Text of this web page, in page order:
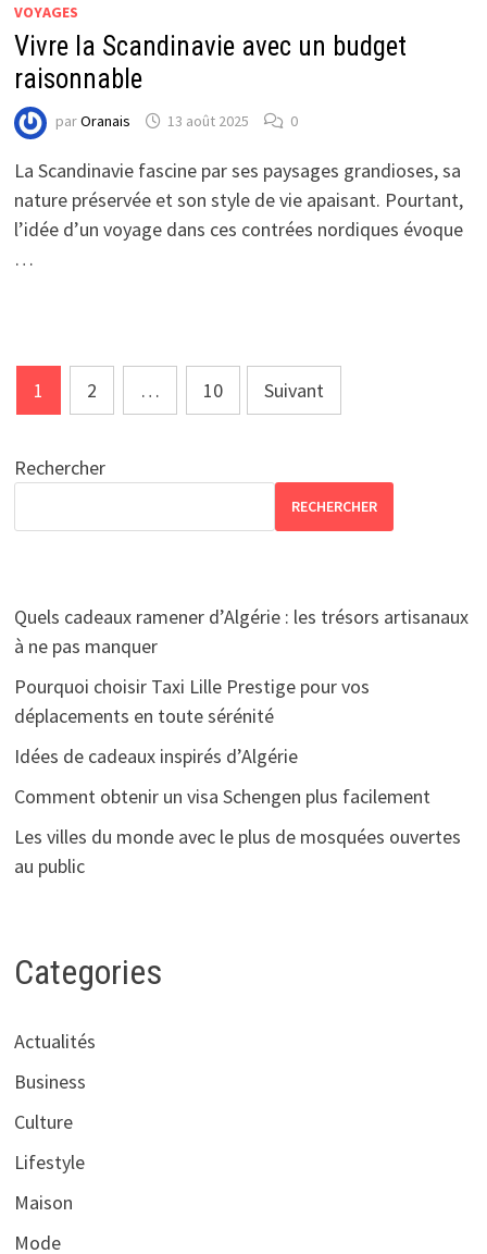
VOYAGES
Vivre la Scandinavie avec un budget
raisonnable
parOranais 13 août 2025 0
La Scandinavie fascine par ses paysages grandioses, sa
nature préservée et son style de vie apaisant. Pourtant,
l’idée d’un voyage dans ces contrées nordiques évoque
…
Pagination
des
publications
1 2 … 10 Suivant
Rechercher
RECHERCHER
Quels cadeaux ramener d’Algérie : les trésors artisanaux
à ne pas manquer
Pourquoi choisir Taxi Lille Prestige pour vos
déplacements en toute sérénité
Idées de cadeaux inspirés d’Algérie
Comment obtenir un visa Schengen plus facilement
Les villes du monde avec le plus de mosquées ouvertes
au public
Categories
Actualités
Business
Culture
Lifestyle
Maison
Mode